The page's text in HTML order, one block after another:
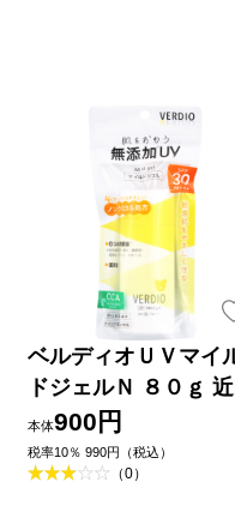
ベルディオＵＶマイ
ドジェルＮ ８０ｇ 近
兄弟社
本体900円
税率10％ 990円（税込）
（0）